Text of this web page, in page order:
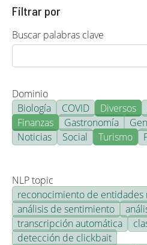
Filtrar por
Buscar palabras clave
Dominio
Biología
COVID Diversos
Finanzas
Gastronomía
Noticias
Social Turismo
NLP topic
reconocimiento de entidades
análisis de sentimiento
transcripción automática
detección de clickbait